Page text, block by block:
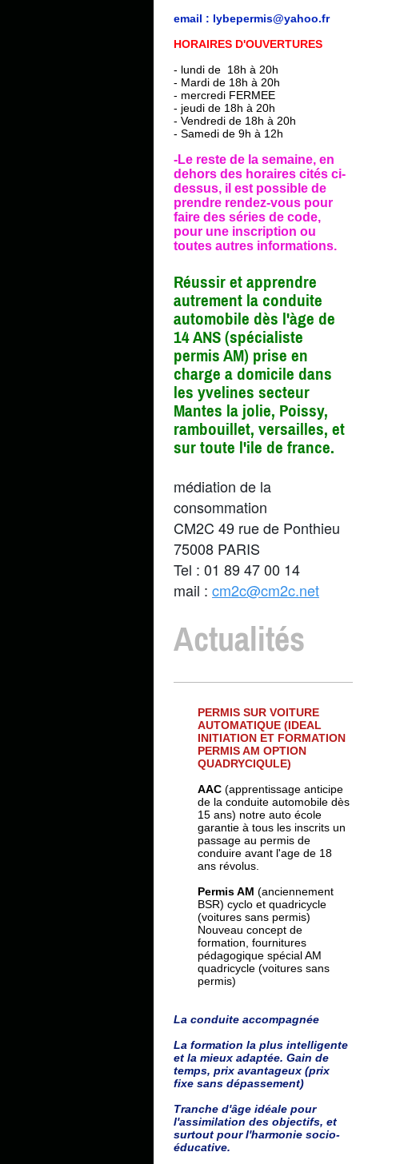
email : lybepermis@yahoo.fr
HORAIRES D'OUVERTURES
- lundi de 18h à 20h
- Mardi de 18h à 20h
- mercredi FERMEE
- jeudi de 18h à 20h
- Vendredi de 18h à 20h
- Samedi de 9h à 12h
-Le reste de la semaine, en
dehors des horaires cités ci-
dessus, il est possible de
prendre rendez-vous pour
faire des séries de code,
pour une inscription ou
toutes autres informations.
Réussir et apprendre
autrement la conduite
automobile dès l'àge de
14 ANS (spécialiste
permis AM) prise en
charge a domicile dans
les yvelines secteur
Mantes la jolie, Poissy,
rambouillet, versailles, et
sur toute l'ile de france.
médiation de la
consommation
CM2C 49 rue de Ponthieu
75008 PARIS
Tel : 01 89 47 00 14
mail : cm2c@cm2c.net
Actualités
PERMIS SUR VOITURE
AUTOMATIQUE (IDEAL
INITIATION ET FORMATION
PERMIS AM OPTION
QUADRYCIQULE)
AAC (apprentissage anticipe
de la conduite automobile dès
15 ans) notre auto école
garantie à tous les inscrits un
passage au permis de
conduire avant l'age de 18
ans révolus.
Permis AM (anciennement
BSR) cyclo et quadricycle
(voitures sans permis)
Nouveau concept de
formation, fournitures
pédagogique spécial AM
quadricycle (voitures sans
permis)
La conduite accompagnée
La formation la plus intelligente
et la mieux adaptée. Gain de
temps, prix avantageux (prix
fixe sans dépassement)
Tranche d'âge idéale pour
l'assimilation des objectifs, et
surtout pour l'harmonie socio-
éducative.